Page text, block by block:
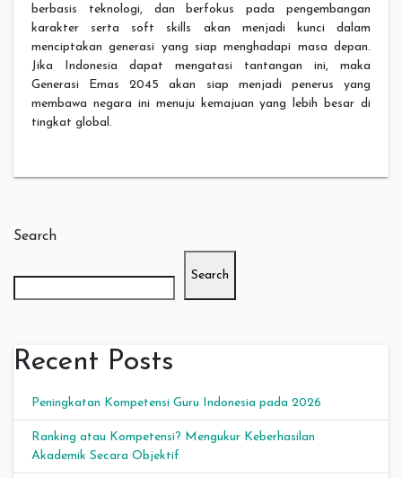
berbasis teknologi, dan berfokus pada pengembangan
karakter serta soft skills akan menjadi kunci dalam
menciptakan generasi yang siap menghadapi masa depan.
Jika Indonesia dapat mengatasi tantangan ini, maka
Generasi Emas 2045 akan siap menjadi penerus yang
membawa negara ini menuju kemajuan yang lebih besar di
tingkat global.
Search
Search
Recent Posts
Peningkatan Kompetensi Guru Indonesia pada 2026
Ranking atau Kompetensi? Mengukur Keberhasilan
Akademik Secara Objektif